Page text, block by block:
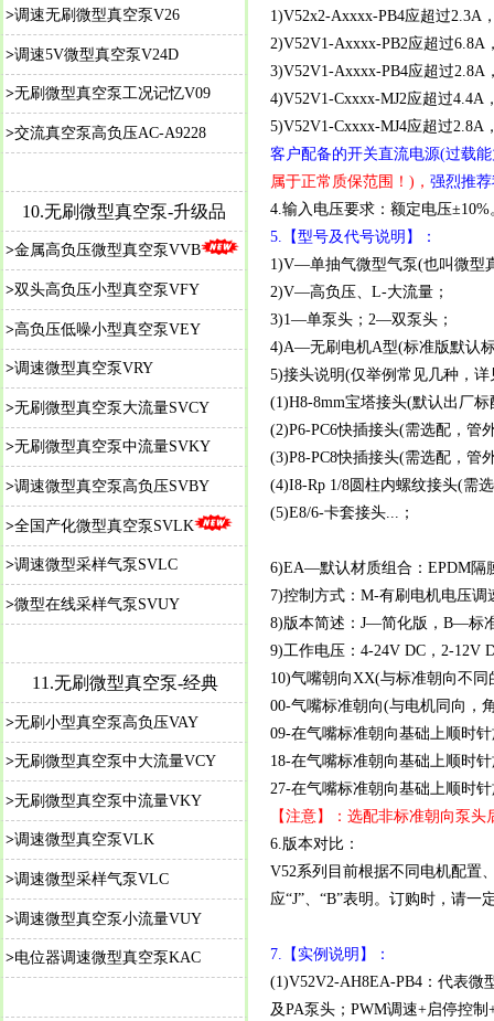
1)V52x2-Axxxx-PB4应超过2.3A
2)V52V1-Axxxx-PB2应超过6.8A
3)V52V1-Axxxx-PB4应超过2.8A
4)V52V1-Cxxxx-MJ2应超过4.4A
5)V52V1-Cxxxx-MJ4应超过2.8A
客户配备的开关直流电源(过载
属于正常质保范围！)， 强烈推
4.输入电压要求：额定电压±10%
5.【型号及代号说明】：
1)V—单抽气微型气泵(也叫微型
2)V—高负压、L-大流量；
3)1—单泵头；2—双泵头；
4)A—无刷电机A型(标准版默认
5)接头说明(仅举例常见几种，详
(1)H8-8mm宝塔接头(默认出厂
(2)P6-PC6快插接头(需选配，管
(3)P8-PC8快插接头(需选配，管
(4)I8-Rp 1/8圆柱内螺纹接头(需
(5)E8/6-卡套接头...；
6)EA—默认材质组合：EPDM隔
7)控制方式：M-有刷电机电压
8)版本简述：J—简化版，B—标
9)工作电压：4-24V DC，2-12V
10)气嘴朝向XX(与标准朝向不
00-气嘴标准朝向(与电机同向，
09-在气嘴标准朝向基础上顺时针
18-在气嘴标准朝向基础上顺时针
27-在气嘴标准朝向基础上顺时针
【注意】：选配非标准朝向泵
6.版本对比：
V52系列目前根据不同电机配置
应“J”、“B”表明。订购时，请
7.【实例说明】：
(1)V52V2-AH8EA-PB4：代表微
及PA泵头；PWM调速+启停控制
>调速无刷微型真空泵V26
>调速5V微型真空泵V24D
>无刷微型真空泵工况记忆V09
>交流真空泵高负压AC-A9228
10.无刷微型真空泵-升级品
>金属高负压微型真空泵VVB
>双头高负压小型真空泵VFY
>高负压低噪小型真空泵VEY
>调速微型真空泵VRY
>无刷微型真空泵大流量SVCY
>无刷微型真空泵中流量SVKY
>调速微型真空泵高负压SVBY
>全国产化微型真空泵SVLK
>调速微型采样气泵SVLC
>微型在线采样气泵SVUY
11.无刷微型真空泵-经典
>无刷小型真空泵高负压VAY
>无刷微型真空泵中大流量VCY
>无刷微型真空泵中流量VKY
>调速微型真空泵VLK
>调速微型采样气泵VLC
>调速微型真空泵小流量VUY
>电位器调速微型真空泵KAC